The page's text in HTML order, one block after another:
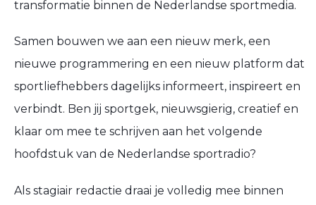
transformatie binnen de Nederlandse sportmedia.
Samen bouwen we aan een nieuw merk, een
nieuwe programmering en een nieuw platform dat
sportliefhebbers dagelijks informeert, inspireert en
verbindt. Ben jij sportgek, nieuwsgierig, creatief en
klaar om mee te schrijven aan het volgende
hoofdstuk van de Nederlandse sportradio?
Als stagiair redactie draai je volledig mee binnen